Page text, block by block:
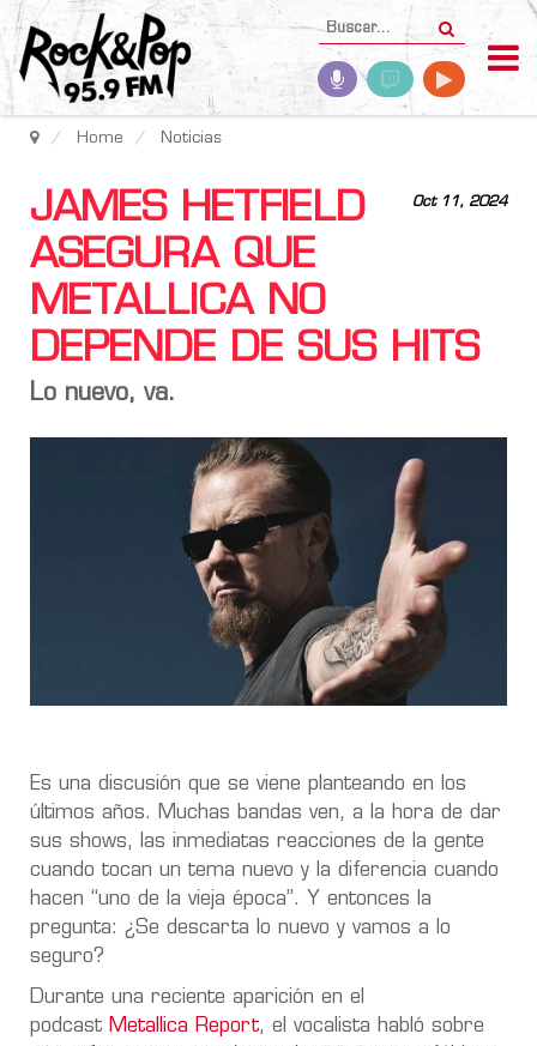
Home Noticias
Oct 11, 2024
JAMES HETFIELD
ASEGURA QUE
METALLICA NO
DEPENDE DE SUS HITS
Lo nuevo, va.
Es una discusión que se viene planteando en los
últimos años. Muchas bandas ven, a la hora de dar
sus shows, las inmediatas reacciones de la gente
cuando tocan un tema nuevo y la diferencia cuando
hacen “uno de la vieja época”. Y entonces la
pregunta: ¿Se descarta lo nuevo y vamos a lo
seguro?
Durante una reciente aparición en el
podcast Metallica Report, el vocalista habló sobre